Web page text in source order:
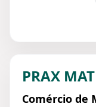
PRAX
Comércio de